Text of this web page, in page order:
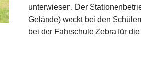
unterwiesen. Der
Gelände) weckt bei den
bei der Fahrschule Zebra für